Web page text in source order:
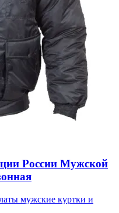
России Мужской
мужские куртки и